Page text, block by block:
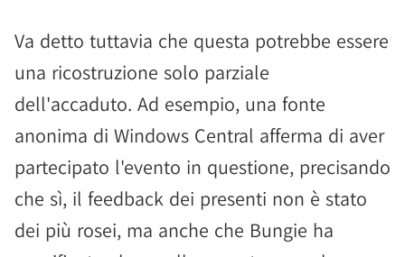
Va detto tuttavia che questa potrebbe essere
una ricostruzione solo parziale
dell'accaduto. Ad esempio, una fonte
anonima di Windows Central afferma di aver
partecipato l'evento in questione, precisando
che sì, il feedback dei presenti non è stato
dei più rosei, ma anche che Bungie ha